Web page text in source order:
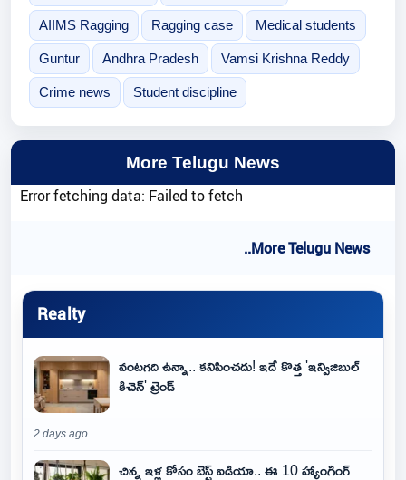
AIIMS Ragging Ragging case Medical students
Guntur Andhra Pradesh Vamsi Krishna Reddy
Crime news Student discipline
More Telugu News
Error fetching data: Failed to fetch
..More Telugu News
Realty
వంటగది ఉన్నా.. కనిపించదు! ఇదే కొత్త 'ఇన్విజిబుల్
కిచెన్' ట్రెండ్
2 days ago
చిన్న ఇళ్ల కోసం బెస్ట్ ఐడియా.. ఈ 10 హ్యాంగింగ్